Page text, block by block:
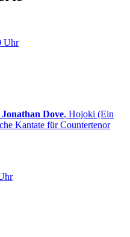
Uhr
Jonathan Dove, Hojoki (Ein
Kantate für Countertenor